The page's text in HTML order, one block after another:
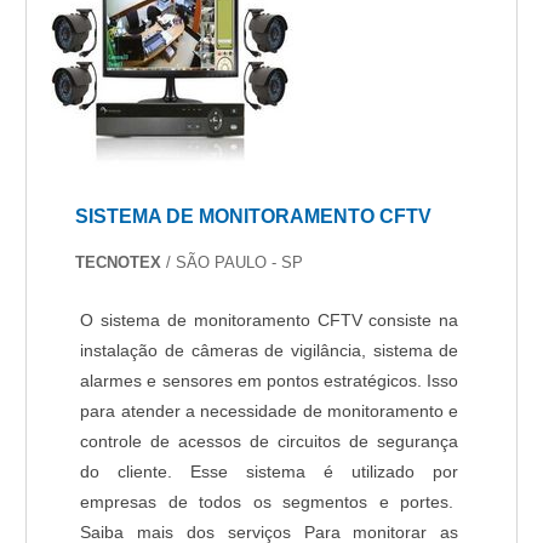
SISTEMA DE MONITORAMENTO CFTV
TECNOTEX/ SÃO PAULO - SP
O sistema de monitoramento CFTV consiste na
instalação de câmeras de vigilância, sistema de
alarmes e sensores em pontos estratégicos. Isso
para atender a necessidade de monitoramento e
controle de acessos de circuitos de segurança
do cliente. Esse sistema é utilizado por
empresas de todos os segmentos e portes.
Saiba mais dos serviços Para monitorar as